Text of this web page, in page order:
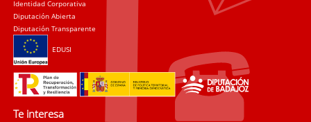
Identidad Corporativa
Diputación Abierta
Diputación Transparente
EDUSI
Te interesa